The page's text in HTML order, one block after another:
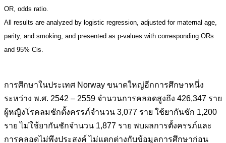
OR, odds ratio.
All results are analyzed by logistic regression, adjusted for maternal age,
parity, and smoking, and presented as p-values with corresponding ORs
and 95% Cis.
การศึกษาในประเทศ Norway ขนาดใหญ่อีกการศึกษาหนึ่ง
ระหว่าง พ.ศ. 2542 – 2559 จำนวนการคลอดสูงถึง 426,347 ราย
ผู้หญิงโรคลมชักตั้งครรภ์จำนวน 3,077 ราย ใช้ยากันชัก 1,200
ราย ไม่ใช้ยากันชักจำนวน 1,877 ราย พบผลการตั้งครรภ์และ
การคลอดไม่พึงประสงค์ ไม่แตกต่างกับข้อมูลการศึกษาก่อน